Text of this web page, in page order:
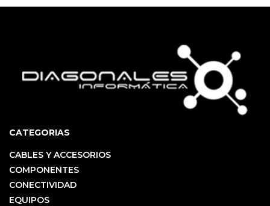
CATEGORIAS
CABLES Y ACCESORIOS
COMPONENTES
CONECTIVIDAD
EQUIPOS